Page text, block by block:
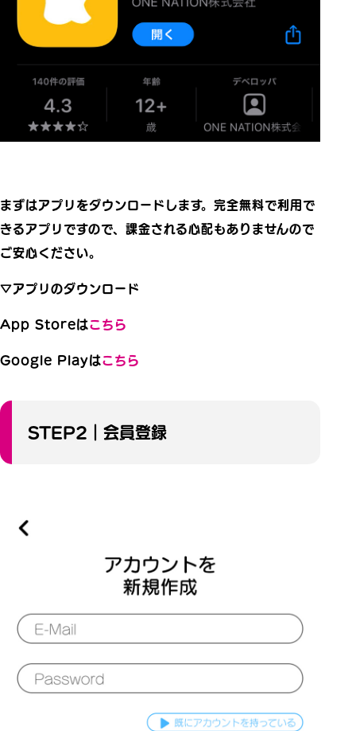
まずはアプリをダウンロードします。完全無料で利用で
きるアプリですので、課金される心配もありませんので
ご安心ください。
▽アプリのダウンロード
App Storeはこちら
Google Playはこちら
STEP2｜会員登録